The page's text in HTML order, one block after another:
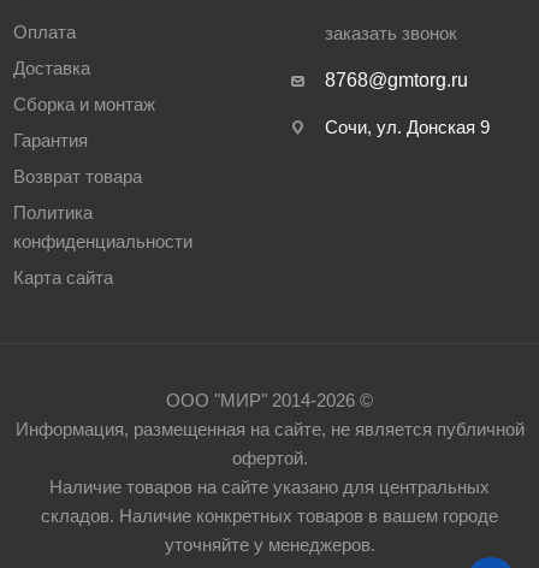
Оплата
Доставка
Сборка и монтаж
Гарантия
Возврат товара
Политика
конфиденциальности
Карта сайта
заказать звонок
8768@gmtorg.ru
Сочи, ул. Донская 9
ООО "МИР" 2014-2026 ©
Информация, размещенная на сайте, не является публичной
офертой.
Наличие товаров на сайте указано для центральных
складов. Наличие конкретных товаров в вашем городе
уточняйте у менеджеров.